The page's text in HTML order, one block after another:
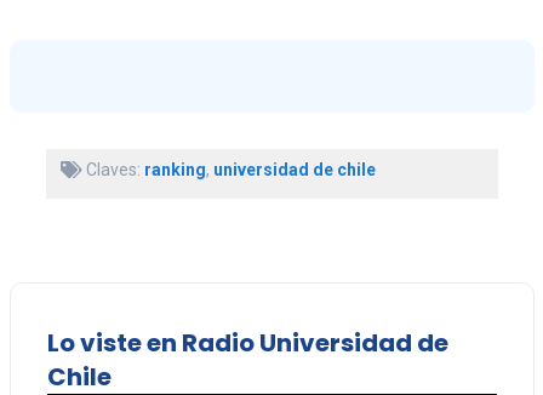
Claves: ranking, universidad de chile
Lo viste en Radio Universidad de
Chile